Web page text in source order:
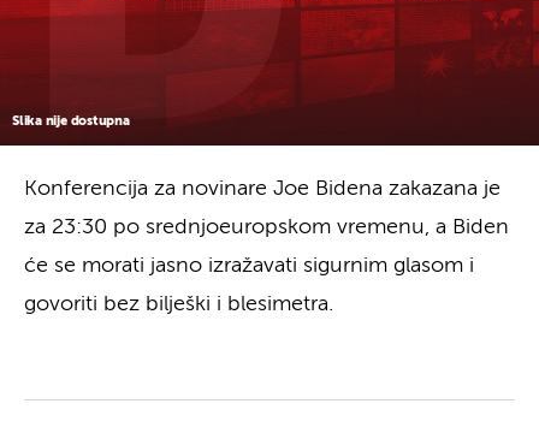
Slika nije dostupna
Konferencija za novinare Joe Bidena zakazana je
za 23:30 po srednjoeuropskom vremenu, a Biden
će se morati jasno izražavati sigurnim glasom i
govoriti bez bilješki i blesimetra.